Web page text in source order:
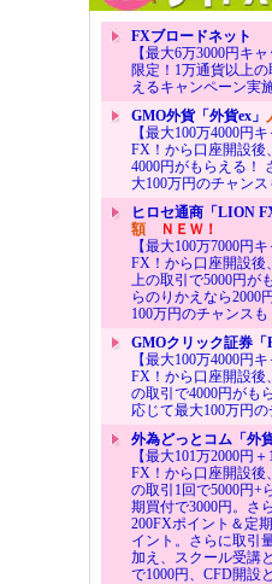
FXブロードネット
【最大6万3000円キ
限定！1万通貨以上の
えるキャンペーン実
GMO外貨「外貨ex」
【最大100万4000円
FX！から口座開設後
4000円がもらえる！
大100万円のチャンス
ヒロセ通商「LION
額ＮＥＷ！
【最大100万7000円
FX！から口座開設後
上の取引で5000円
らのりかえなら2000
100万円のチャンスも
GMOクリック証券「
【最大100万4000円
FX！から口座開設後
の取引で4000円がも
応じて最大100万円の
外為どっとコム「外
【最大101万2000円
FX！から口座開設後
の取引1回で5000円+
期買付で3000円。さ
200FXポイント＆定
イント。さらに取引
加え、スクール受講
で1000円、CFD開設